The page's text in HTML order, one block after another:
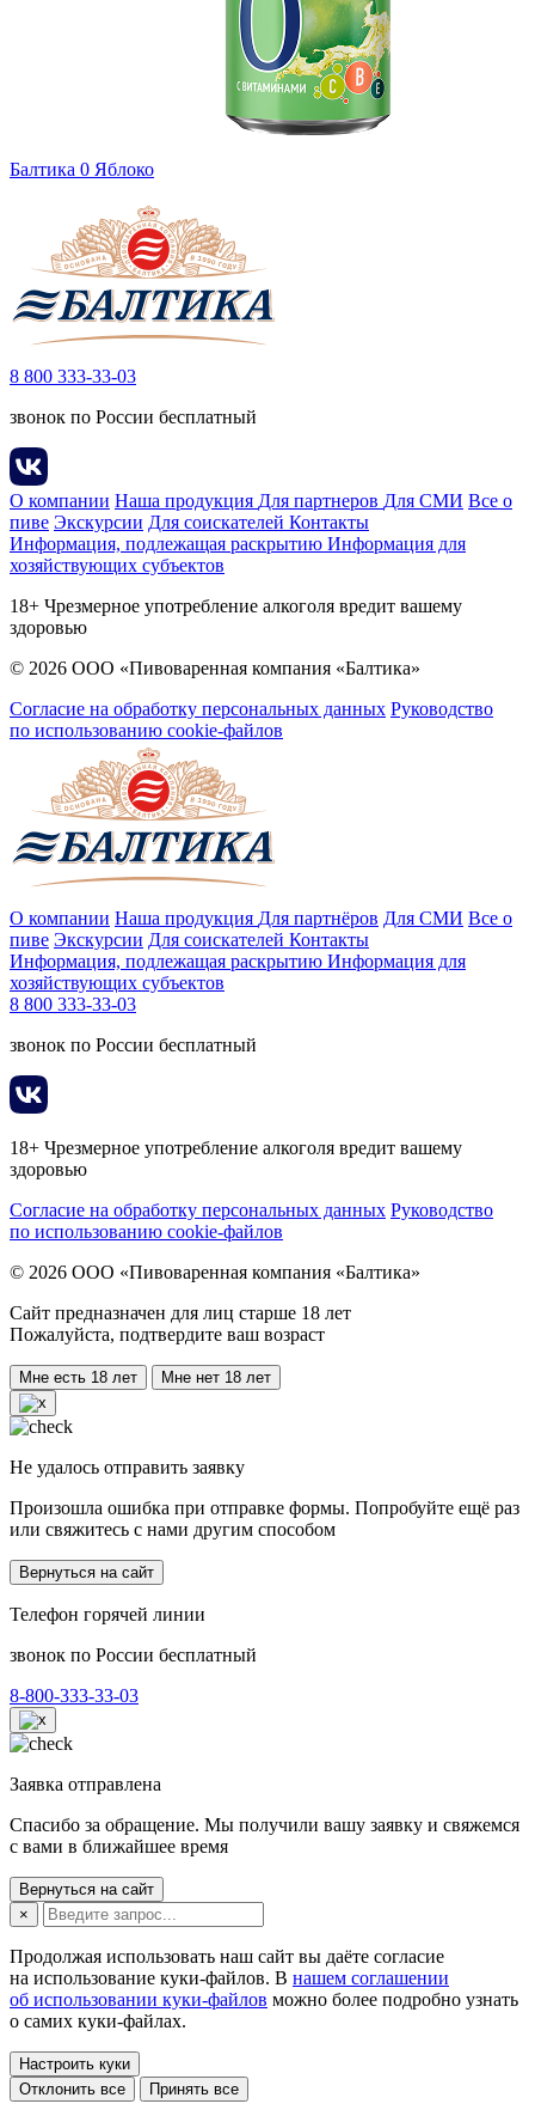
Балтика 0 Яблоко
8 800 333-33-03
звонок по России бесплатный
О компании Наша продукция Для партнеров Для СМИ Все о
пиве Экскурсии Для соискателей Контакты
Информация, подлежащая раскрытию Информация для
хозяйствующих субъектов
18+ Чрезмерное употребление алкоголя вредит вашему
здоровью
© 2026 ООО «Пивоваренная компания «Балтика»
Согласие на обработку персональных данных Руководство
по использованию cookie-файлов
О компании Наша продукция Для партнёров Для СМИ Все о
пиве Экскурсии Для соискателей Контакты
Информация, подлежащая раскрытию Информация для
хозяйствующих субъектов
8 800 333-33-03
звонок по России бесплатный
18+ Чрезмерное употребление алкоголя вредит вашему
здоровью
Согласие на обработку персональных данных Руководство
по использованию cookie-файлов
© 2026 ООО «Пивоваренная компания «Балтика»
Сайт предназначен для лиц старше 18 лет
Пожалуйста, подтвердите ваш возраст
Мне есть 18 лет Мне нет 18 лет
Не удалось отправить заявку
Произошла ошибка при отправке формы. Попробуйте ещё раз
или свяжитесь с нами другим способом
Вернуться на сайт
Телефон горячей линии
звонок по России бесплатный
8-800-333-33-03
Заявка отправлена
Спасибо за обращение. Мы получили вашу заявку и свяжемся
с вами в ближайшее время
Вернуться на сайт
×
Продолжая использовать наш сайт вы даёте согласие
на использование куки-файлов. В нашем соглашении
об использовании куки-файлов можно более подробно узнать
о самих куки-файлах.
Настроить куки
Отклонить все
Принять все